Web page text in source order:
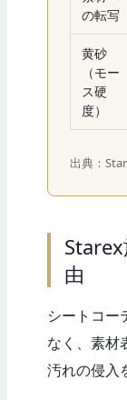
の転写
黄砂
（モー
ス硬
度）
出典：
由
シートコー
なく、素材
汚れの侵入